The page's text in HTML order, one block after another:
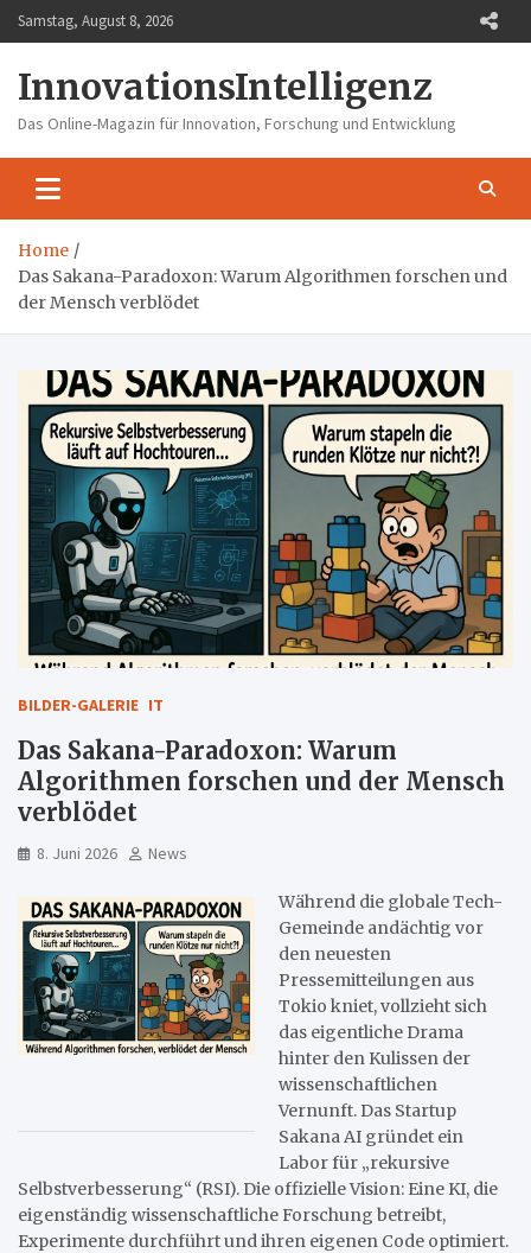
Skip
to
Samstag, August 8, 2026
InnovationsIntelligenz
Das Online-Magazin für Innovation, Forschung und Entwicklung
Home
Das Sakana-Paradoxon: Warum Algorithmen forschen und
der Mensch verblödet
BILDER-GALERIE IT
Das Sakana-Paradoxon: Warum
Algorithmen forschen und der Mensch
verblödet
8. Juni 2026 News
Während die globale Tech-
Gemeinde andächtig vor
den neuesten
Pressemitteilungen aus
Tokio kniet, vollzieht sich
das eigentliche Drama
hinter den Kulissen der
wissenschaftlichen
Vernunft. Das Startup
Sakana AI gründet ein
Labor für „rekursive
Selbstverbesserung“ (RSI). Die offizielle Vision: Eine KI, die
eigenständig wissenschaftliche Forschung betreibt,
Experimente durchführt und ihren eigenen Code optimiert.